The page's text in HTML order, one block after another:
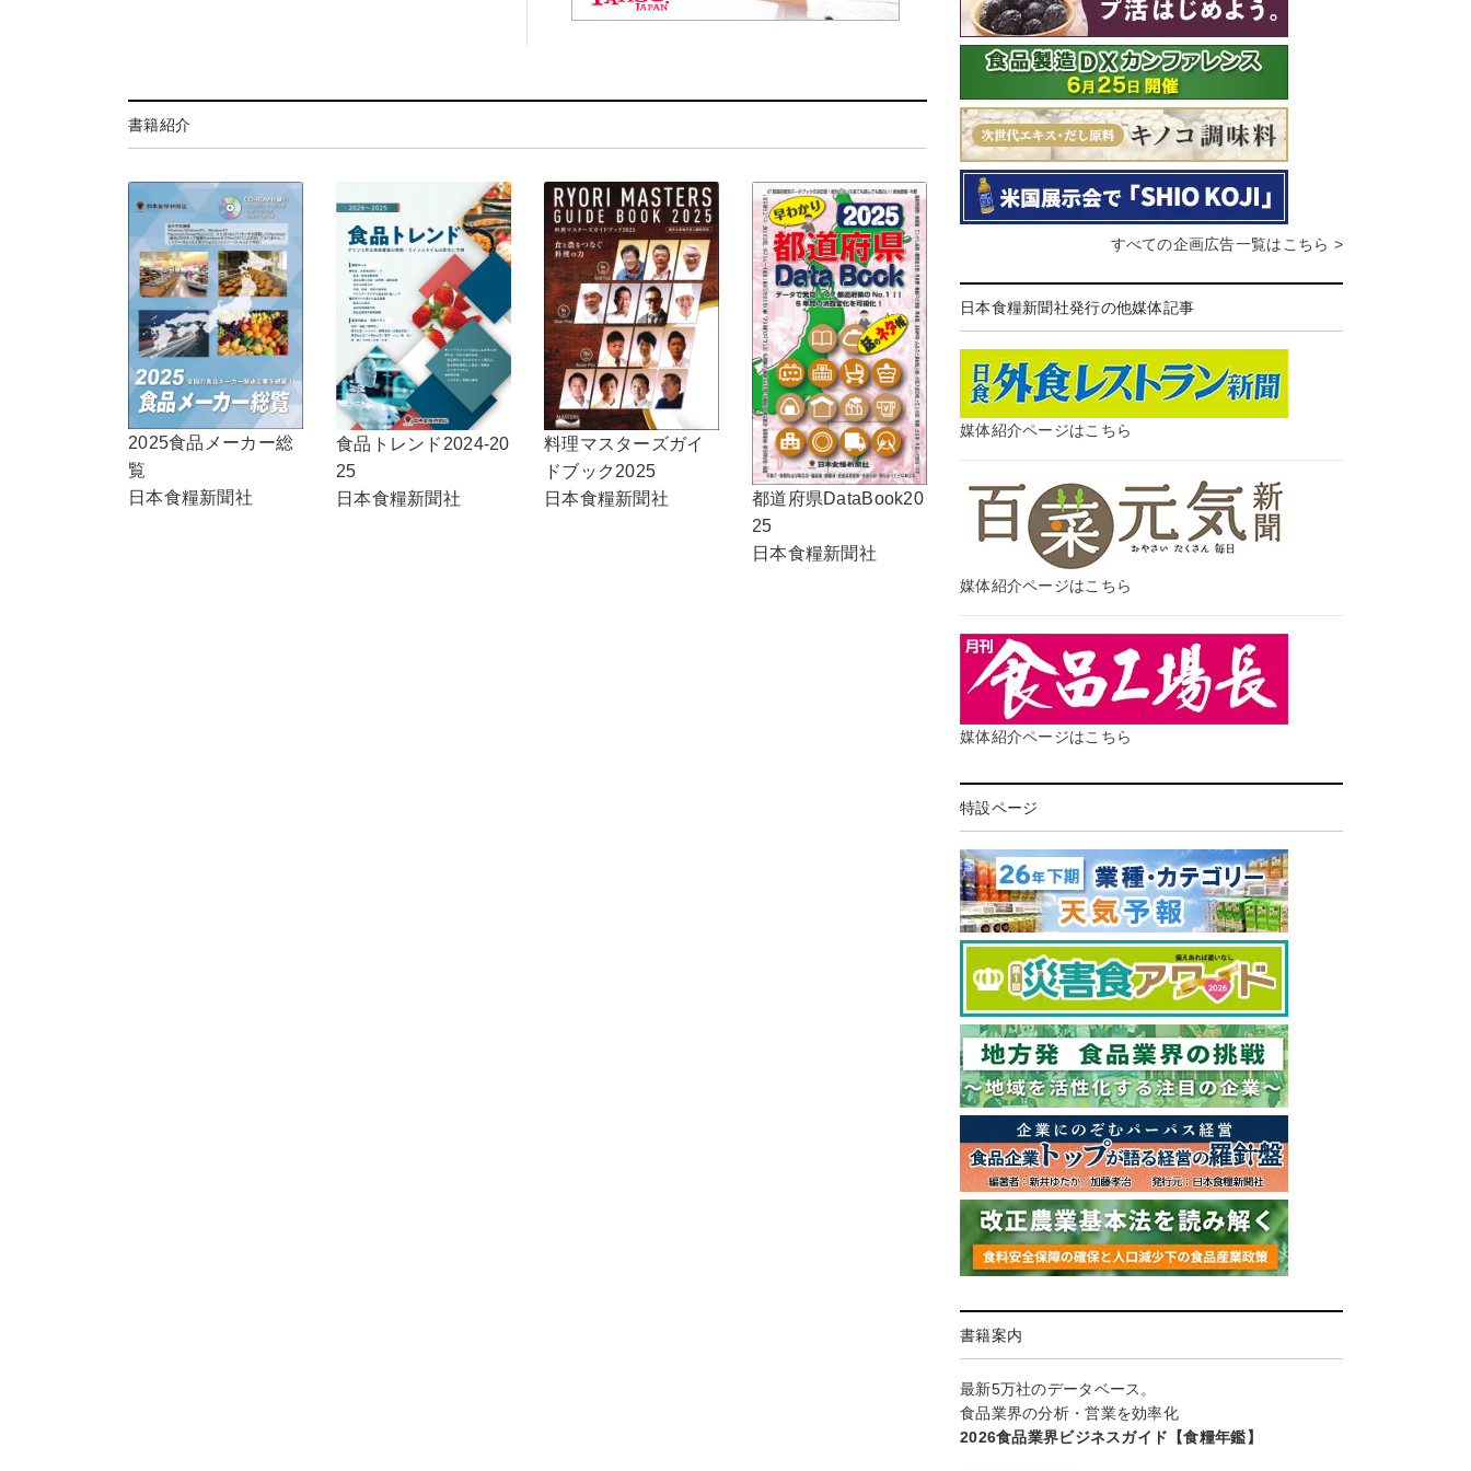
書籍紹介
2025食品メーカー総
覧
日本食糧新聞社
食品トレンド2024-20
25
日本食糧新聞社
料理マスターズガイ
ドブック2025
日本食糧新聞社
都道府県DataBook20
25
日本食糧新聞社
すべての企画広告一覧はこちら >
日本食糧新聞社発行の他媒体記事
媒体紹介ページはこちら
媒体紹介ページはこちら
媒体紹介ページはこちら
特設ページ
書籍案内
最新5万社のデータベース。
食品業界の分析・営業を効率化
2026食品業界ビジネスガイド【食糧年鑑】